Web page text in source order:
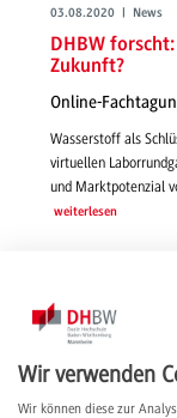
03.08.2020 | News
DHBW
Zukunft?
Online-
Wasserstoff als
virtuellen
und Marktpotenzial
weiterlesen
Wir verwenden
Wir können diese zur